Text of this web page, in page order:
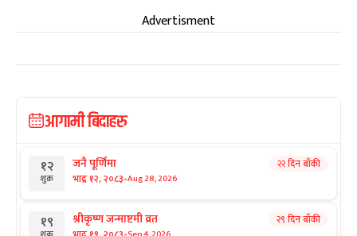
Advertisment
आगामी बिदाहरु
१२
शुक्र
जनै पूर्णिमा
भाद्र १२, २०८३-Aug 28, 2026
२२ दिन बाँकी
१९ श्रीकृष्ण जन्माष्टमी व्रत २९ दिन बाँकी